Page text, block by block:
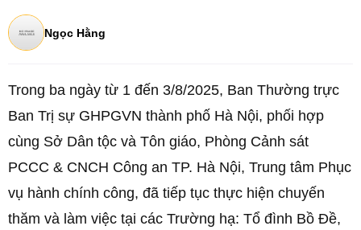
Ngọc Hằng
Trong ba ngày từ 1 đến 3/8/2025, Ban Thường trực
Ban Trị sự GHPGVN thành phố Hà Nội, phối hợp
cùng Sở Dân tộc và Tôn giáo, Phòng Cảnh sát
PCCC & CNCH Công an TP. Hà Nội, Trung tâm Phục
vụ hành chính công, đã tiếp tục thực hiện chuyến
thăm và làm việc tại các Trường hạ: Tổ đình Bồ Đề,